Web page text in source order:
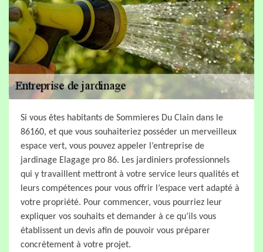
Si vous êtes habitants de Sommieres Du Clain dans le
86160, et que vous souhaiteriez posséder un merveilleux
espace vert, vous pouvez appeler l’entreprise de
jardinage Elagage pro 86. Les jardiniers professionnels
qui y travaillent mettront à votre service leurs qualités et
leurs compétences pour vous offrir l’espace vert adapté à
votre propriété. Pour commencer, vous pourriez leur
expliquer vos souhaits et demander à ce qu’ils vous
établissent un devis afin de pouvoir vous préparer
concrètement à votre projet.